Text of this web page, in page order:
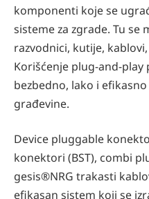
komponenti koje se
sisteme za zgrade. Tu se
razvodnici, kutije,
Korišćenje plug-and-
bezbedno, lako i
građevine.
Device pluggable
konektori (BST), combi
gesis®NRG trakasti
efikasan sistem koji se